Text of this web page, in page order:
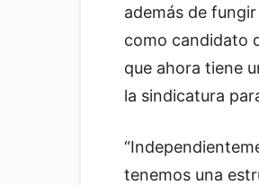
además de
como candidato
que ahora tiene
la sindicatura
tenemos una